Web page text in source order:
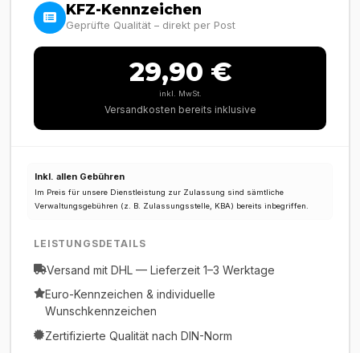
KFZ-Kennzeichen
Geprüfte Qualität – direkt per Post
29,90 €
inkl. MwSt.
Versandkosten bereits inklusive
Inkl. allen Gebühren
Im Preis für unsere Dienstleistung zur Zulassung sind sämtliche
Verwaltungsgebühren (z. B. Zulassungsstelle, KBA) bereits inbegriffen.
LEISTUNGSDETAILS
Versand mit DHL — Lieferzeit 1–3 Werktage
Euro-Kennzeichen & individuelle
Wunschkennzeichen
Zertifizierte Qualität nach DIN-Norm